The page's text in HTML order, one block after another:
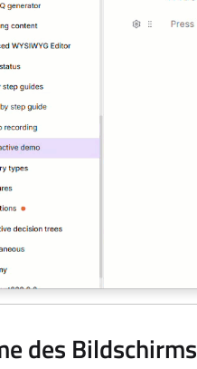
des Bildschirms